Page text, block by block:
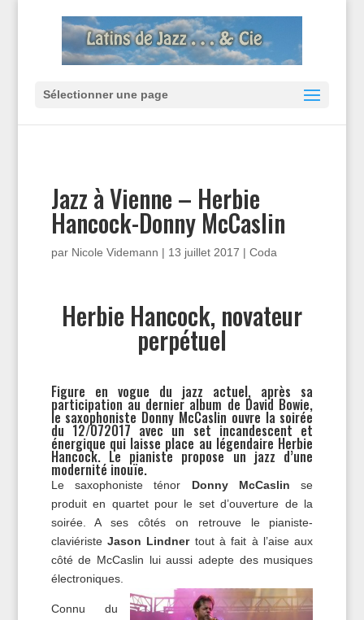
Sélectionner une page
Jazz à Vienne – Herbie
Hancock-Donny McCaslin
par Nicole Videmann | 13 juillet 2017 | Coda
Herbie Hancock, novateur
perpétuel
Figure en vogue du jazz actuel, après sa
participation au dernier album de David Bowie,
le saxophoniste Donny McCaslin ouvre la soirée
du 12/072017 avec un set incandescent et
énergique qui laisse place au légendaire Herbie
Hancock. Le pianiste propose un jazz d’une
modernité inouïe.
Le saxophoniste ténor Donny McCaslin se
produit en quartet pour le set d’ouverture de la
soirée. A ses côtés on retrouve le pianiste-
claviéristeJason Lindnertout à fait à l’aise aux
côté de McCaslin lui aussi adepte des musiques
électroniques.
Connu du